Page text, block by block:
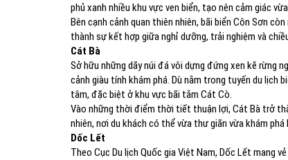
phủ xanh nhiều khu vực ven biển, tạo nên cảm giác
Bên cạnh cảnh quan thiên nhiên, bãi biển Côn Sơn
thành sự kết hợp giữa nghỉ dưỡng, trải nghiệm và
Cát Bà
Sở hữu những dãy núi đá vôi dựng đứng xen kẽ rừng
cảnh giàu tính khám phá. Dù nằm trong tuyến du lịch
tâm, đặc biệt ở khu vực bãi tắm Cát Cò.
Vào những thời điểm thời tiết thuận lợi, Cát Bà trở
nhiên, nơi du khách có thể vừa thư giãn vừa khám
Dốc Lết
Theo Cục Du lịch Quốc gia Việt Nam, Dốc Lết mang